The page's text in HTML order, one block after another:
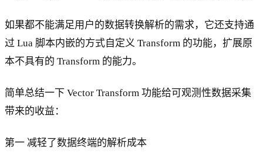
如果都不能满足用户的数据转换解析的需求，它还支持通
过 Lua 脚本内嵌的方式自定义 Transform 的功能，扩展原
本不具有的 Transform 的能力。
简单总结一下 Vector Transform 功能给可观测性数据采集
带来的收益：
第一 减轻了数据终端的解析成本